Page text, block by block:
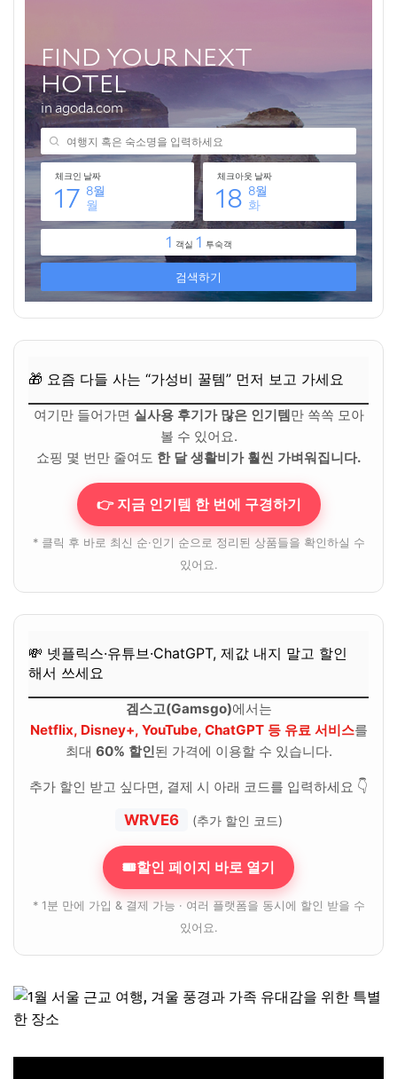
🎁 요즘 다들 사는 “가성비 꿀템” 먼저 보고 가세요
여기만 들어가면 실사용 후기가 많은 인기템만 쏙쏙 모아
볼 수 있어요.
쇼핑 몇 번만 줄여도 한 달 생활비가 훨씬 가벼워집니다.
👉 지금 인기템 한 번에 구경하기
* 클릭 후 바로 최신 순·인기 순으로 정리된 상품들을 확인하실 수
있어요.
💸 넷플릭스·유튜브·ChatGPT, 제값 내지 말고 할인
해서 쓰세요
겜스고(Gamsgo)에서는
Netflix, Disney+, YouTube, ChatGPT 등 유료 서비스를
최대 60% 할인된 가격에 이용할 수 있습니다.
추가 할인 받고 싶다면, 결제 시 아래 코드를 입력하세요 👇
WRVE6 (추가 할인 코드)
🎟할인 페이지 바로 열기
* 1분 만에 가입 & 결제 가능 · 여러 플랫폼을 동시에 할인 받을 수
있어요.